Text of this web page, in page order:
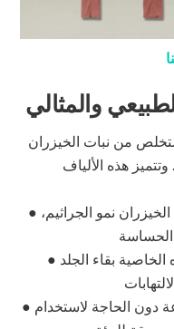
والمثالي
من نبات الخيزران
هذه الألياف
● نمو الجراثيم،
● بقاء الجلد
● دون الحاجة لاستخدام